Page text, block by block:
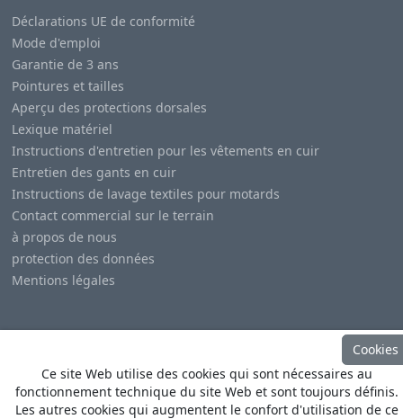
Déclarations UE de conformité
Mode d'emploi
Garantie de 3 ans
Pointures et tailles
Aperçu des protections dorsales
Lexique matériel
Instructions d'entretien pour les vêtements en cuir
Entretien des gants en cuir
Instructions de lavage textiles pour motards
Contact commercial sur le terrain
à propos de nous
protection des données
Mentions légales
© Copyright Heino Büse MX Import GmbH. All Rights
Reserved
Cookies
Ce site Web utilise des cookies qui sont nécessaires au
fonctionnement technique du site Web et sont toujours définis.
Les autres cookies qui augmentent le confort d'utilisation de ce